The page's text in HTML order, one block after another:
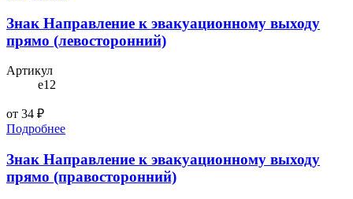
Знак Направление к эвакуационному выходу
прямо (левосторонний)
Артикул
e12
от 34 ₽
Подробнее
Знак Направление к эвакуационному выходу
прямо (правосторонний)